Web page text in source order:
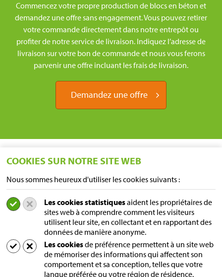
COOKIES SUR NOTRE SITE WEB
Nous sommes heureux d'utiliser les cookies suivants :
Les cookies statistiquesaident les propriétaires de
sites web à comprendre comment les visiteurs
utilisent leur site, en collectant et en rapportant des
données de manière anonyme.
Les cookiesde préférence permettent à un site web
de mémoriser des informations qui affectent son
comportement et sa conception, telles que votre
langue préférée ou votre région de résidence.
Commencez votre propre production de blocs en béton et
demandez une offre sans engagement. Vous pouvez retirer
votre commande directement dans notre entrepôt ou
profiter de notre service de livraison. Indiquez l’adresse de
livraison sur votre bon de commande et nous vous ferons
parvenir une offre incluant les frais de livraison.
Demandez une offre
EMPLACEMENTS
Sampers Logistics BV P/A Euroblock
A. van Leeuwenhoekstraat 9
5916 PD Venlo
les Pays-Bas
Adresse postale